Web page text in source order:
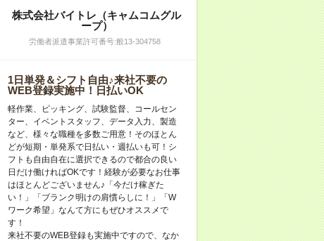
株式会社バイトレ（キャムコムグル
ープ）
労働者派遣事業許可番号:般13-304758
1日単発＆シフト自由♪来社不要の
WEB登録実施中！日払いOK
軽作業、ピッキング、試験監督、コールセン
ター、イベントスタッフ、データ入力、製造
など、様々な職種を多数ご用意！そのほとん
どが短期・単発系で日払い・週払いも可！シ
フトも自由自在に選択できるので都合の良い
日だけ働ければOKです！経験が必要なお仕事
はほとんどございません♪「今だけ稼ぎた
い！」「ブランク明けの肩慣らしに！」「W
ワーク希望」なんて方にもぜひオススメで
す！
来社不要のWEB登録も実施中ですので、なか